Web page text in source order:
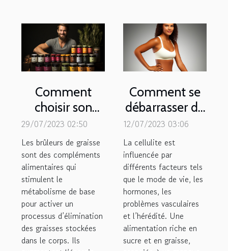
Comment
choisir son
brûleur de
graisse ?
29/07/2023 02:50
Les brûleurs de graisse
sont des compléments
alimentaires qui
stimulent le
métabolisme de base
pour activer un
processus d’élimination
des graisses stockées
dans le corps. Ils
Comment se
débarrasser de
la cellulite ?
12/07/2023 03:06
La cellulite est
influencée par
différents facteurs tels
que le mode de vie, les
hormones, les
problèmes vasculaires
et l’hérédité. Une
alimentation riche en
sucre et en graisse,